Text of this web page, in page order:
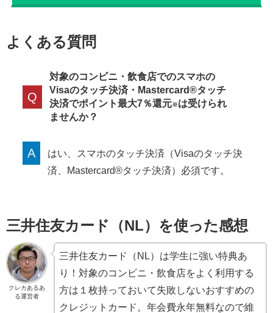
よくある質問
Q
対象のコンビニ・飲食店でのスマホの
Visaのタッチ決済・Mastercard®タッチ
決済でポイント最大7％還元※は受けられ
ませんか？
A
はい、スマホのタッチ決済（Visaのタッチ決
済、Mastercard®タッチ決済）必須です。
三井住友カード（NL）を使った感想
クレカあるあ
る運営者
三井住友カード（NL）は学生に強い特典あ
り！対象のコンビニ・飲食店をよく利用する
方は１枚持っておいて失敗しないおすすめの
クレジットカード。年会費永年無料なので維